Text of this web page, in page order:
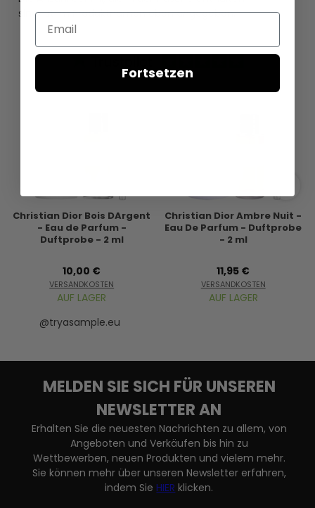
sind, ist im Produktnamen oben angegeben.
Christian Dior Bois DArgent
- Eau de Parfum -
Duftprobe - 2 ml
10,00 €
VERSANDKOSTEN
AUF LAGER
Christian Dior Ambre Nuit -
Eau De Parfum - Duftprobe
- 2 ml
11,95 €
VERSANDKOSTEN
AUF LAGER
@tryasample.eu
MELDEN SIE SICH FÜR UNSEREN
NEWSLETTER AN
Erhalten Sie die neuesten Nachrichten zu allem, von
Angeboten und Verkäufen bis hin zu
Wettbewerben, neuen Produkten und vielem mehr.
Sie können mehr über unseren Newsletter erfahren,
indem SieHIER klicken.
Email
Fortsetzen